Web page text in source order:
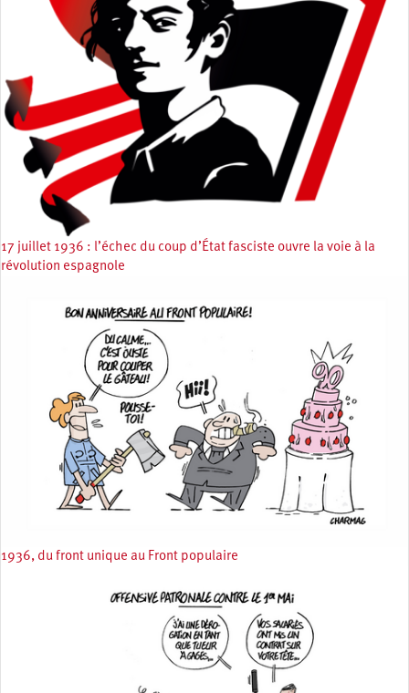
17 juillet 1936 : l’échec du coup d’État fasciste ouvre la voie à la
révolution espagnole
1936, du front unique au Front populaire